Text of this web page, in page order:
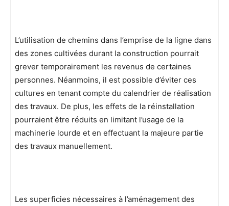
L’utilisation de chemins dans l’emprise de la ligne dans
des zones cultivées durant la construction pourrait
grever temporairement les revenus de certaines
personnes. Néanmoins, il est possible d’éviter ces
cultures en tenant compte du calendrier de réalisation
des travaux. De plus, les effets de la réinstallation
pourraient être réduits en limitant l’usage de la
machinerie lourde et en effectuant la majeure partie
des travaux manuellement.
Les superficies nécessaires à l’aménagement des